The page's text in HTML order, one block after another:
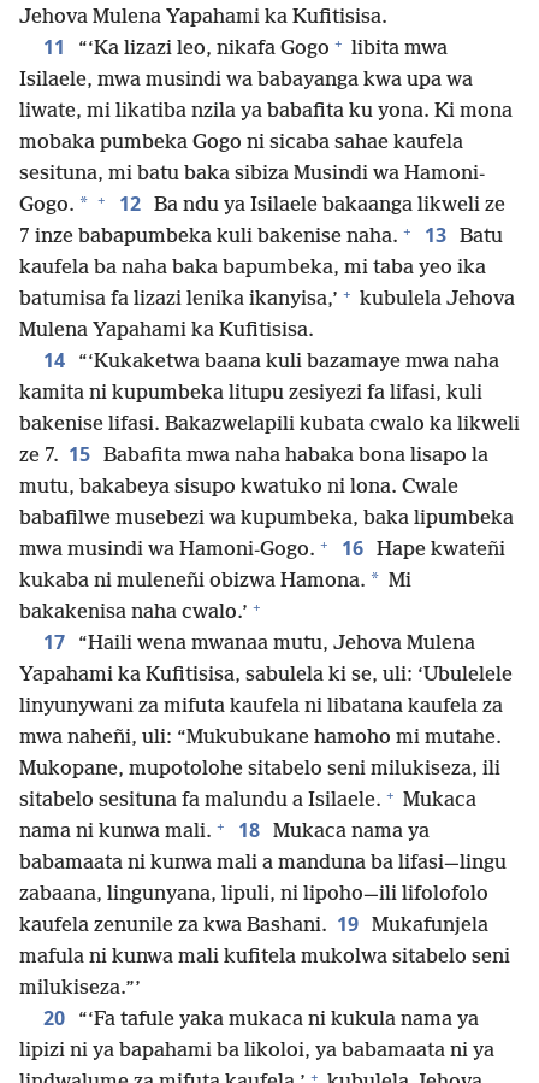
Jehova Mulena Yapahami ka Kufitisisa.
11 “‘Ka lizazi leo, nikafa Gogo + libita mwa
Isilaele, mwa musindi wa babayanga kwa upa wa
liwate, mi likatiba nzila ya babafita ku yona. Ki mona
mobaka pumbeka Gogo ni sicaba sahae kaufela
sesituna, mi batu baka sibiza Musindi wa Hamoni-
Gogo. * + 12 Ba ndu ya Isilaele bakaanga likweli ze
7 inze babapumbeka kuli bakenise naha. + 13 Batu
kaufela ba naha baka bapumbeka, mi taba yeo ika
batumisa fa lizazi lenika ikanyisa,’ + kubulela Jehova
Mulena Yapahami ka Kufitisisa.
14
“‘Kukaketwa baana kuli bazamaye mwa naha
kamita ni kupumbeka litupu zesiyezi fa lifasi, kuli
bakenise lifasi. Bakazwelapili kubata cwalo ka likweli
ze 7. 15 Babafita mwa naha habaka bona lisapo la
mutu, bakabeya sisupo kwatuko ni lona. Cwale
babafilwe musebezi wa kupumbeka, baka lipumbeka
mwa musindi wa Hamoni-Gogo. + 16 Hape kwateñi
kukaba ni muleneñi obizwa Hamona. * Mi
bakakenisa naha cwalo.’ +
17
“Haili wena mwanaa mutu, Jehova Mulena
Yapahami ka Kufitisisa, sabulela ki se, uli: ‘Ubulelele
linyunywani za mifuta kaufela ni libatana kaufela za
mwa naheñi, uli: “Mukubukane hamoho mi mutahe.
Mukopane, mupotolohe sitabelo seni milukiseza, ili
sitabelo sesituna fa malundu a Isilaele. + Mukaca
nama ni kunwa mali. + 18 Mukaca nama ya
babamaata ni kunwa mali a manduna ba lifasi—lingu
zabaana, lingunyana, lipuli, ni lipoho—ili lifolofolo
kaufela zenunile za kwa Bashani. 19 Mukafunjela
mafula ni kunwa mali kufitela mukolwa sitabelo seni
milukiseza.”’
20
“‘Fa tafule yaka mukaca ni kukula nama ya
lipizi ni ya bapahami ba likoloi, ya babamaata ni ya
+